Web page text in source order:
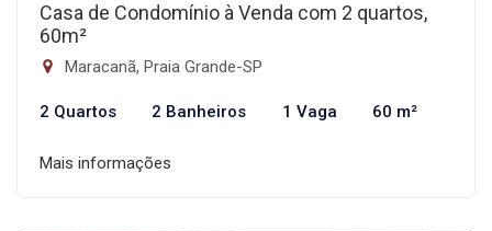
Casa de Condomínio à Venda com 2 quartos,
60m²
Maracanã, Praia Grande-SP
2 Quartos 2 Banheiros 1 Vaga 60 m²
Mais informações